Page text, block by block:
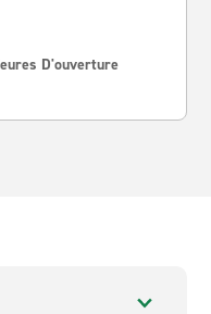
D'ouverture